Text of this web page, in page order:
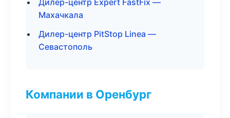
Дилер-центр Expert FastFix —
Махачкала
Дилер-центр PitStop Linea —
Севастополь
Компании в Оренбург